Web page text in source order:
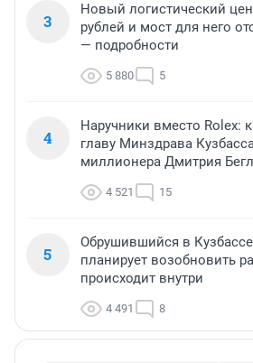
3
Новый логистический
рублей и мост для него
— подробности
5 880 5
4
Наручники вместо Rolex:
главу Минздрава
миллионера Дмитрия
4 521 15
5
Обрушившийся в
планирует возобновить
происходит внутри
4 491 8